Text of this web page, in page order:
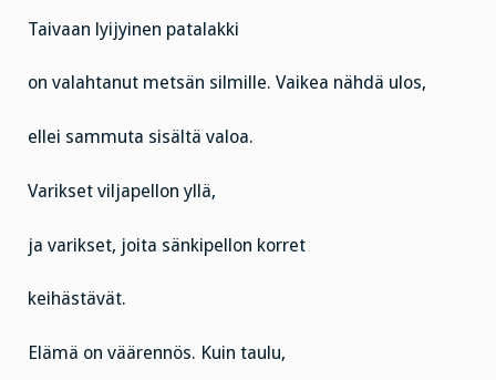
Taivaan lyijyinen patalakki
on valahtanut metsän silmille. Vaikea nähdä ulos,
ellei sammuta sisältä valoa.
Varikset viljapellon yllä,
ja varikset, joita sänkipellon korret
keihästävät.
Elämä on väärennös. Kuin taulu,